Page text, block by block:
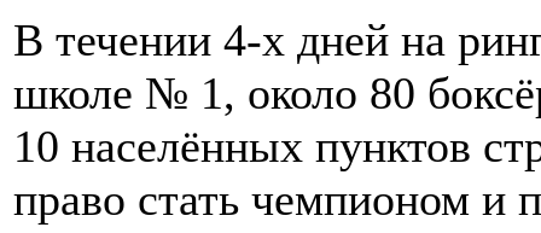
В течении 4-х дней на
школе № 1, около 80
10 населённых пунктов
право стать чемпионом и